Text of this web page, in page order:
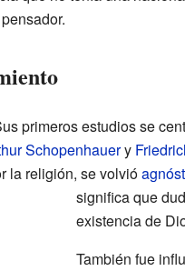
primeros estudios se
Schopenhauery
la religión, se volvió
significa que
existencia de
También fue